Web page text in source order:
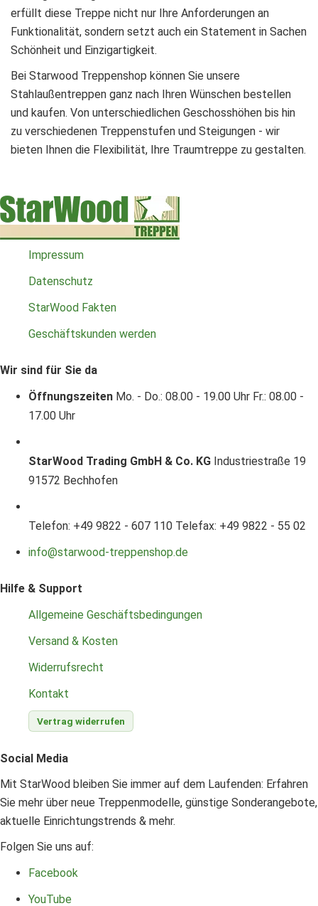
erfüllt diese Treppe nicht nur Ihre Anforderungen an
Funktionalität, sondern setzt auch ein Statement in Sachen
Schönheit und Einzigartigkeit.
Bei Starwood Treppenshop können Sie unsere
Stahlaußentreppen ganz nach Ihren Wünschen bestellen
und kaufen. Von unterschiedlichen Geschosshöhen bis hin
zu verschiedenen Treppenstufen und Steigungen - wir
bieten Ihnen die Flexibilität, Ihre Traumtreppe zu gestalten.
Impressum
Datenschutz
StarWood Fakten
Geschäftskunden werden
Wir sind für Sie da
Öffnungszeiten Mo. - Do.: 08.00 - 19.00 Uhr Fr.: 08.00 -
17.00 Uhr
StarWood Trading GmbH & Co. KG Industriestraße 19
91572 Bechhofen
Telefon: +49 9822 - 607 110 Telefax: +49 9822 - 55 02
info@starwood-treppenshop.de
Hilfe & Support
Allgemeine Geschäftsbedingungen
Versand & Kosten
Widerrufsrecht
Kontakt
Vertrag widerrufen
Social Media
Mit StarWood bleiben Sie immer auf dem Laufenden: Erfahren
Sie mehr über neue Treppenmodelle, günstige Sonderangebote,
aktuelle Einrichtungstrends & mehr.
Folgen Sie uns auf:
Facebook
YouTube